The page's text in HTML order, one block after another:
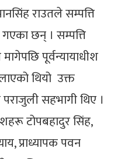
राउतले सम्पत्ति
छन् । सम्पत्ति
पूर्वन्यायाधीश
थियो उक्त
पराजुली सहभागी थिए ।
टोपबहादुर सिंह,
प्राध्यापक पवन